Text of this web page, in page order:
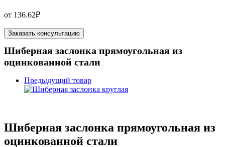
от 136.62₽
Заказать консультацию
Шиберная заслонка прямоугольная из
оцинкованной стали
Предыдущий товар
Шиберная заслонка прямоугольная из
оцинкованной стали